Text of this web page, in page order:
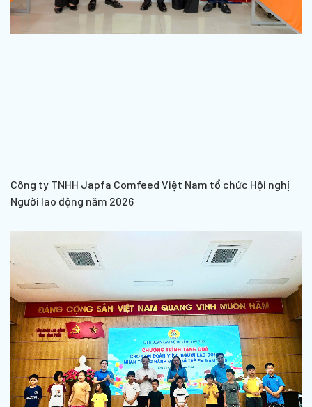
Công ty TNHH Japfa Comfeed Việt Nam tổ chức Hội nghị
Người lao động năm 2026